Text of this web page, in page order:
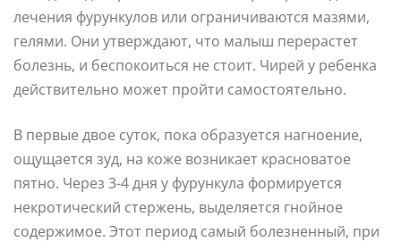
лечения фурункулов или ограничиваются мазями,
гелями. Они утверждают, что малыш перерастет
болезнь, и беспокоиться не стоит. Чирей у ребенка
действительно может пройти самостоятельно.
В первые двое суток, пока образуется нагноение,
ощущается зуд, на коже возникает красноватое
пятно. Через 3-4 дня у фурункула формируется
некротический стержень, выделяется гнойное
содержимое. Этот период самый болезненный, при